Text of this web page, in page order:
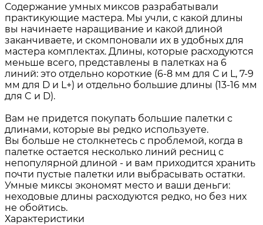
Содержание умных миксов разрабатывали
практикующие мастера. Мы учли, с какой длины
вы начинаете наращивание и какой длиной
заканчиваете, и скомпоновали их в удобных для
мастера комплектах. Длины, которые расходуются
меньше всего, представлены в палетках на 6
линий: это отдельно короткие (6-8 мм для С и L, 7-9
мм для D и L+) и отдельно большие длины (13-16 мм
для C и D).
Вам не придется покупать большие палетки с
длинами, которые вы редко используете.
Вы больше не столкнетесь с проблемой, когда в
палетке остается несколько линий ресниц с
непопулярной длиной - и вам приходится хранить
почти пустые палетки или выбрасывать остатки.
Умные миксы экономят место и ваши деньги:
неходовые длины расходуются редко, но без них
не обойтись.
Характеристики